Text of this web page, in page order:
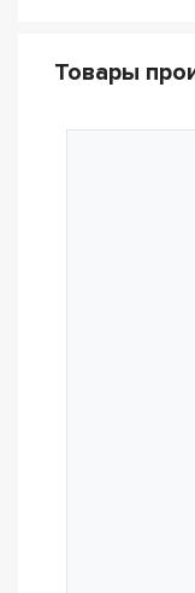
Товары